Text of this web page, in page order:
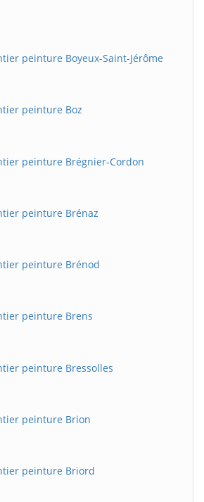
peinture Boyeux-Saint-Jérôme
peinture Boz
peinture Brégnier-Cordon
peinture Brénaz
peinture Brénod
peinture Brens
peinture Bressolles
peinture Brion
peinture Briord